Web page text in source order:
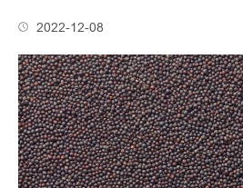
2022-12-08